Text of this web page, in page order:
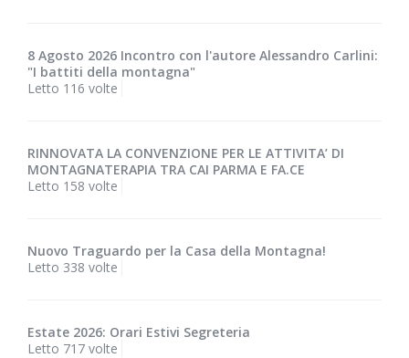
8 Agosto 2026 Incontro con l'autore Alessandro Carlini:
"I battiti della montagna"
Letto 116 volte
RINNOVATA LA CONVENZIONE PER LE ATTIVITA’ DI
MONTAGNATERAPIA TRA CAI PARMA E FA.CE
Letto 158 volte
Nuovo Traguardo per la Casa della Montagna!
Letto 338 volte
Estate 2026: Orari Estivi Segreteria
Letto 717 volte